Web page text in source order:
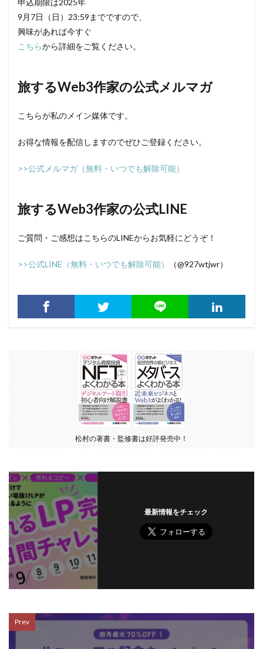
申込期限は2025年
9月7日（日）23:59までですので、
興味があれば今すぐ
こちらから詳細をご覧ください。
旅するWeb3作家の公式メルマガ
こちらが私のメイン媒体です。
お得な情報を配信しますのでぜひご登録ください。
>>公式メルマガ（無料・いつでも解除可能）
旅するWeb3作家の公式LINE
ご質問・ご感想はこちらのLINEからお気軽にどうぞ！
>>公式LINE（無料・いつでも解除可能） （@927wtjwr）
松村の著書・監修書は好評発売中！
最新情報をチェック
Prev